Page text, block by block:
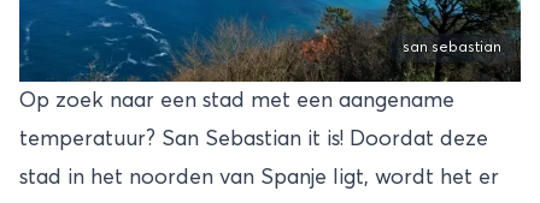
san sebastian
Op zoek naar een stad met een aangename
temperatuur? San Sebastian it is! Doordat deze
stad in het noorden van Spanje ligt, wordt het er